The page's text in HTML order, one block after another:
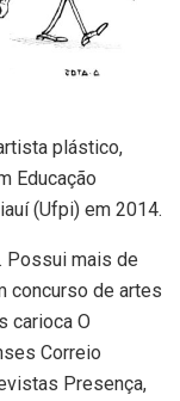
plástico,
Educação
(Ufpi) em 2014.
Possui mais de
concurso de artes
carioca O
Correio
Presença,